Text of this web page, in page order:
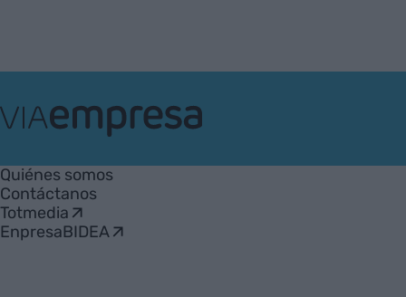
Empresa
Quiénes somos
Contáctanos
Totmedia
EnpresaBIDEA